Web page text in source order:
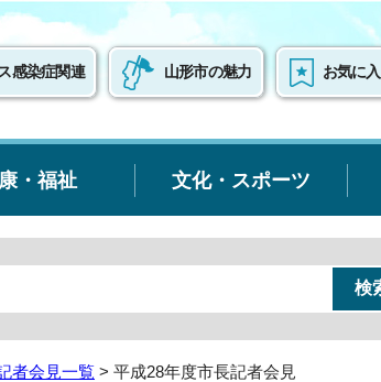
感染症関連 山形市の魅力 お気に
・福祉 文化・スポーツ
者会見一覧 > 平成28年度市長記者会見